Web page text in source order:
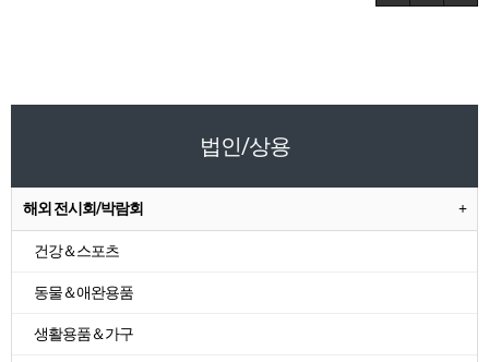
법인/상용
해외 전시회/박람회
건강＆스포츠
동물＆애완용품
생활용품＆가구